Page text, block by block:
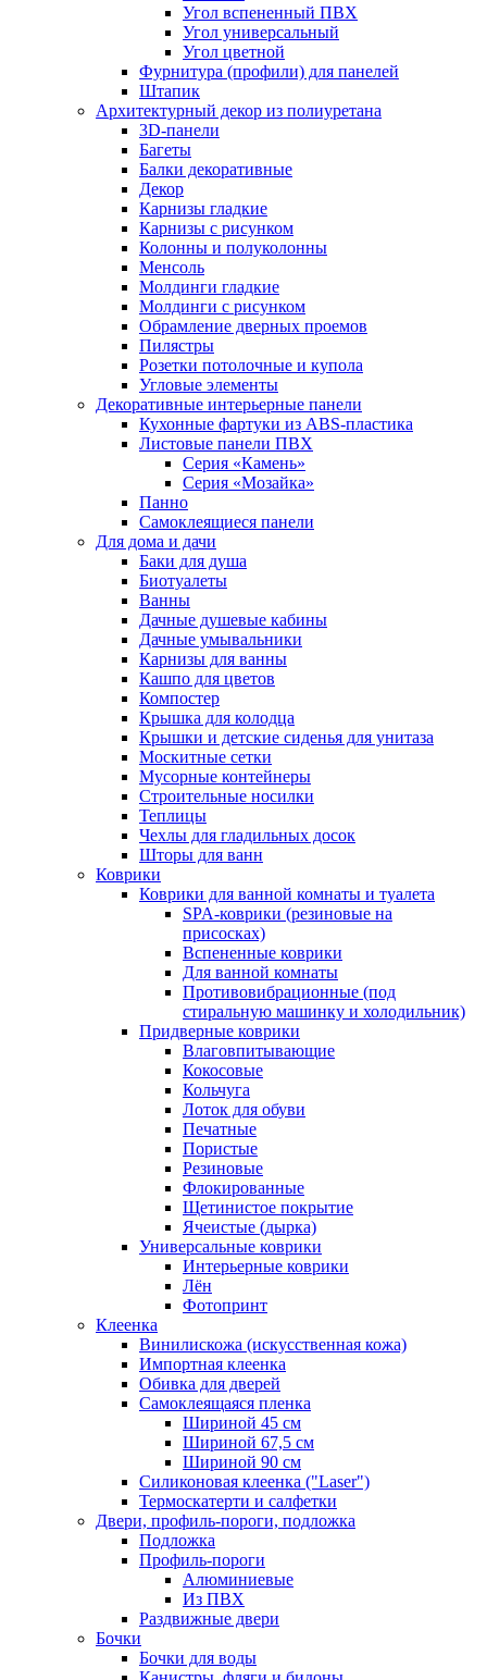
Угол вспененный ПВХ
Угол универсальный
Угол цветной
Фурнитура (профили) для панелей
Штапик
Архитектурный декор из полиуретана
3D-панели
Багеты
Балки декоративные
Декор
Карнизы гладкие
Карнизы с рисунком
Колонны и полуколонны
Менсоль
Молдинги гладкие
Молдинги с рисунком
Обрамление дверных проемов
Пилястры
Розетки потолочные и купола
Угловые элементы
Декоративные интерьерные панели
Кухонные фартуки из ABS-пластика
Листовые панели ПВХ
Серия «Камень»
Серия «Мозайка»
Панно
Самоклеящиеся панели
Для дома и дачи
Баки для душа
Биотуалеты
Ванны
Дачные душевые кабины
Дачные умывальники
Карнизы для ванны
Кашпо для цветов
Компостер
Крышка для колодца
Крышки и детские сиденья для унитаза
Москитные сетки
Мусорные контейнеры
Строительные носилки
Теплицы
Чехлы для гладильных досок
Шторы для ванн
Коврики
Коврики для ванной комнаты и туалета
SPA-коврики (резиновые на
присосках)
Вспененные коврики
Для ванной комнаты
Противовибрационные (под
стиральную машинку и холодильник)
Придверные коврики
Влаговпитывающие
Кокосовые
Кольчуга
Лоток для обуви
Печатные
Пористые
Резиновые
Флокированные
Щетинистое покрытие
Ячеистые (дырка)
Универсальные коврики
Интерьерные коврики
Лён
Фотопринт
Клеенка
Винилискожа (искусственная кожа)
Импортная клеенка
Обивка для дверей
Самоклеящаяся пленка
Шириной 45 см
Шириной 67,5 см
Шириной 90 см
Силиконовая клеенка ("Laser")
Термоскатерти и салфетки
Двери, профиль-пороги, подложка
Подложка
Профиль-пороги
Алюминиевые
Из ПВХ
Раздвижные двери
Бочки
Бочки для воды